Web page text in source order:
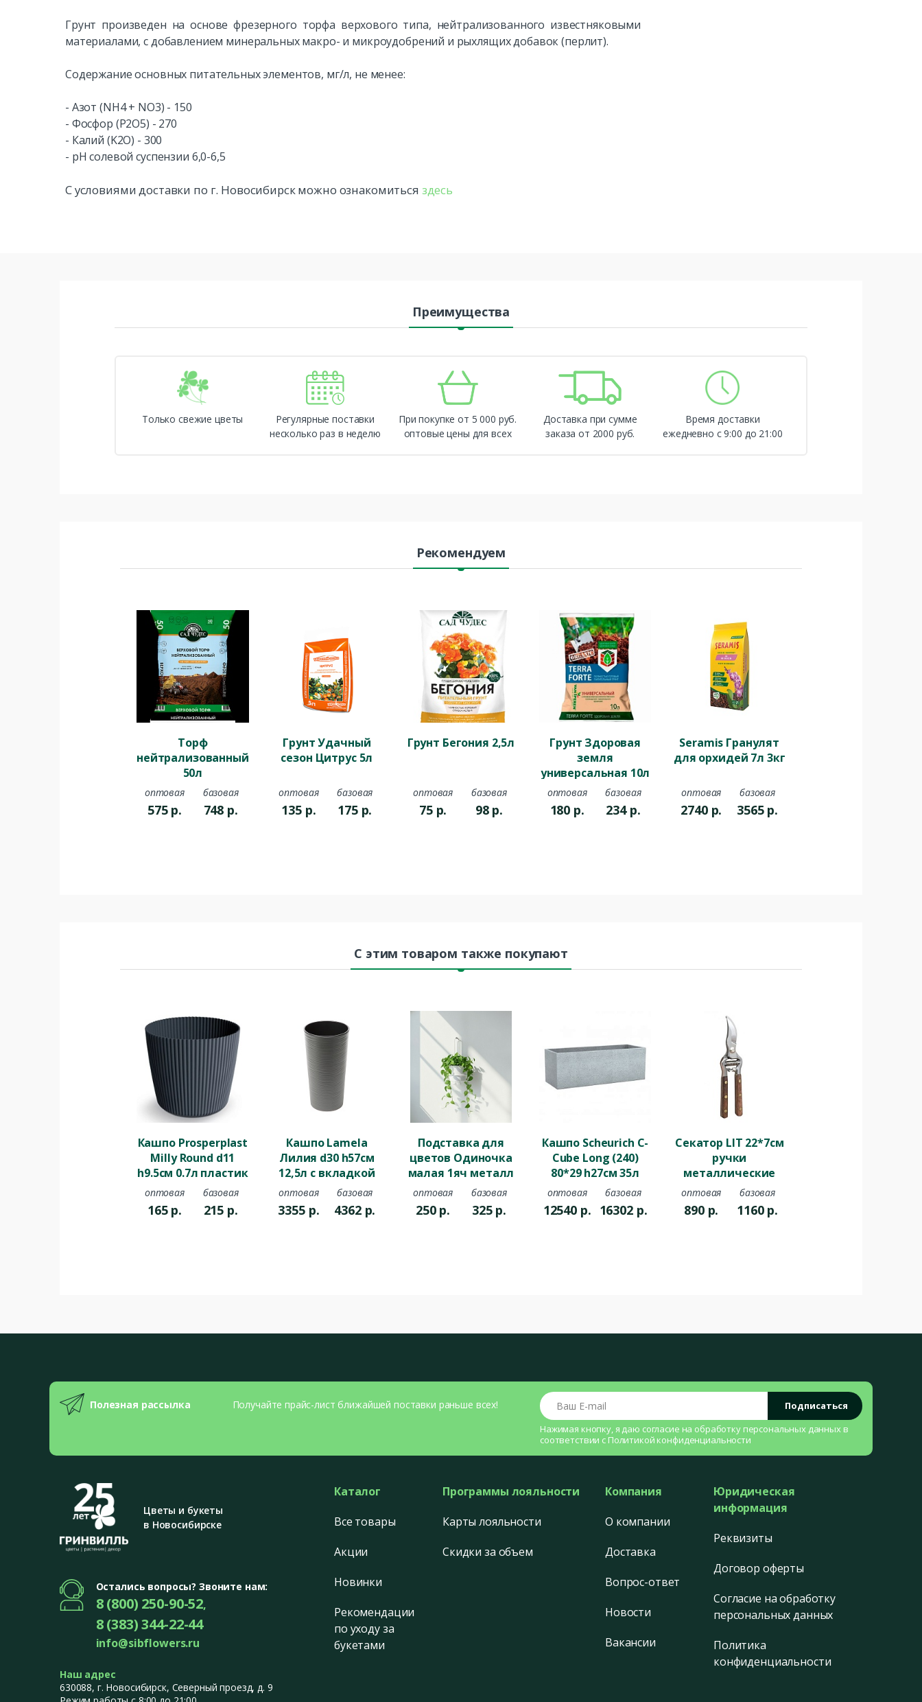
Грунт произведен на основе фрезерного торфа верхового типа, нейтрализованного известняковыми
материалами, с добавлением минеральных макро- и микроудобрений и рыхлящих добавок (перлит).
Содержание основных питательных элементов, мг/л, не менее:
- Азот (NH4 + NO3) - 150
- Фосфор (P2O5) - 270
- Калий (K2O) - 300
- pH солевой суспензии 6,0-6,5
С условиями доставки по г. Новосибирск можно ознакомиться здесь
Преимущества
Только свежие цветы
Регулярные поставки
несколько раз в неделю
При покупке от 5 000 руб.
оптовые цены для всех
Доставка при сумме
заказа от 2000 руб.
Время доставки
ежедневно с 9:00 до 21:00
Рекомендуем
Торф
нейтрализованный
50л
оптовая
575 р.
базовая
748 р.
Грунт Удачный
сезон Цитрус 5л
оптовая
135 р.
базовая
175 р.
Грунт Бегония 2,5л
оптовая
75 р.
базовая
98 р.
Грунт Здоровая
земля
универсальная 10л
оптовая
180 р.
базовая
234 р.
Seramis Гранулят
для орхидей 7л 3кг
оптовая
2740 р.
базовая
3565 р.
С этим товаром также покупают
Кашпо Prosperplast
Milly Round d11
h9.5см 0.7л пластик
антрацитовый
оптовая
165 р.
базовая
215 р.
Кашпо Lamela
Лилия d30 h57см
12,5л с вкладкой
пластик dluto
графитовый
оптовая
3355 р.
базовая
4362 р.
Подставка для
цветов Одиночка
малая 1яч металл
белый
оптовая
250 р.
базовая
325 р.
Кашпо Scheurich C-
Cube Long (240)
80*29 h27см 35л
пластик серый
камень
оптовая
12540 р.
базовая
16302 р.
Секатор LIT 22*7см
ручки
металлические
деревянные
оптовая
890 р.
базовая
1160 р.
Полезная рассылка Получайте прайс-лист ближайшей поставки раньше всех! Ваш E-mail
Подписаться
Нажимая кнопку, я даю согласие на обработку персональных данныхв
соответствии с Политикой конфиденциальности
Цветы и букеты
в Новосибирске
Остались вопросы? Звоните нам:
8 (800) 250-90-52,
8 (383) 344-22-44
info@sibflowers.ru
Наш адрес
630088, г. Новосибирск, Северный проезд, д. 9
Каталог
Все товары
Акции
Новинки
Рекомендации
по уходу за
букетами
Программы лояльности
Карты лояльности
Скидки за объем
Компания
О компании
Доставка
Вопрос-ответ
Новости
Вакансии
Юридическая
информация
Реквизиты
Договор оферты
Согласие на обработку
персональных данных
Политика
конфиденциальности